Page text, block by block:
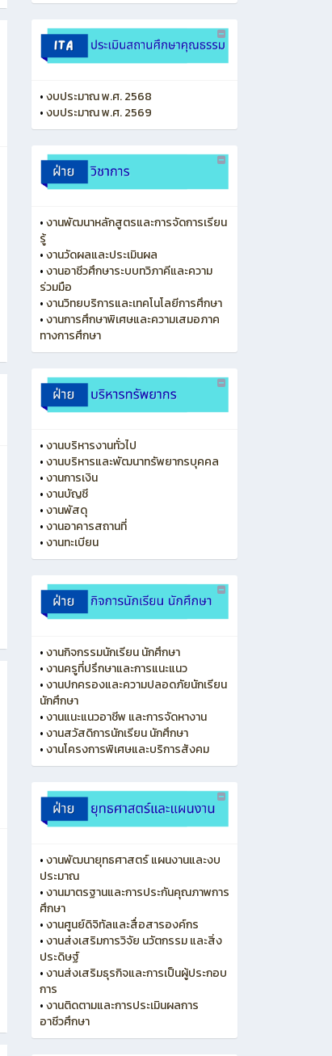
•งบประมาณ พ.ศ. 2568
•งบประมาณ พ.ศ. 2569
•งานพัฒนาหลักสูตรและการจัดการเรียน
รู้
•งานวัดผลและประเมินผล
•งานอาชีวศึกษาระบบทวิภาคีและความ
ร่วมมือ
•งานวิทยบริการและเทคโนโลยีการศึกษา
•งานการศึกษาพิเศษและความเสมอภาค
ทางการศึกษา
•งานบริหารงานทั่วไป
•งานบริหารและพัฒนาทรัพยากรบุคคล
•งานการเงิน
•งานบัญชี
•งานพัสดุ
•งานอาคารสถานที่
•งานทะเบียน
•งานกิจกรรมนักเรียน นักศึกษา
•งานครูที่ปรึกษาและการแนะแนว
•งานปกครองและความปลอดภัยนักเรียน
นักศึกษา
•งานแนะแนวอาชีพ และการจัดหางาน
•งานสวัสดิการนักเรียน นักศึกษา
•งานโครงการพิเศษและบริการสังคม
•งานพัฒนายุทธศาสตร์ แผนงานและงบ
ประมาณ
•งานมาตรฐานและการประกันคุณภาพการ
ศึกษา
•งานศูนย์ดิจิทัลและสื่อสารองค์กร
•งานส่งเสริมการวิจัย นวัตกรรม และสิ่ง
ประดิษฐ์
•งานส่งเสริมธุรกิจและการเป็นผู้ประกอบ
การ
•งานติดตามและการประเมินผลการ
อาชีวศึกษา